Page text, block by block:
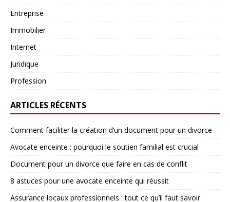
Entreprise
Immobilier
Internet
Juridique
Profession
ARTICLES RÉCENTS
Comment faciliter la création d’un document pour un divorce
Avocate enceinte : pourquoi le soutien familial est crucial
Document pour un divorce que faire en cas de conflit
8 astuces pour une avocate enceinte qui réussit
Assurance locaux professionnels : tout ce qu’il faut savoir